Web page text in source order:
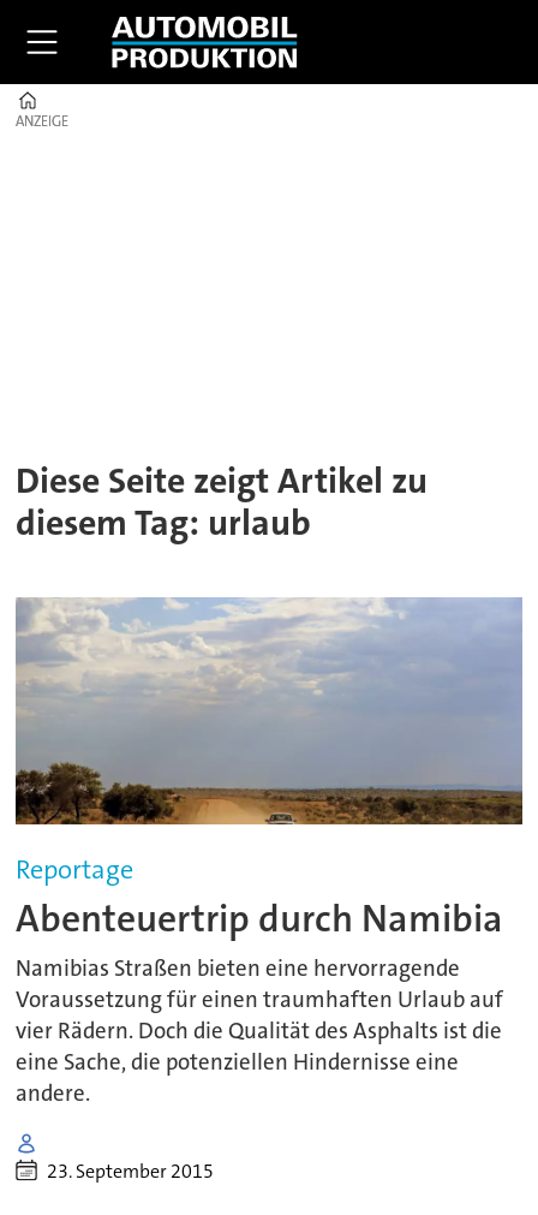
ANZEIGE
ANZEIGE
Diese Seite zeigt Artikel zu
diesem Tag: urlaub
Reportage
Abenteuertrip durch Namibia
Namibias Straßen bieten eine hervorragende
Voraussetzung für einen traumhaften Urlaub auf
vier Rädern. Doch die Qualität des Asphalts ist die
eine Sache, die potenziellen Hindernisse eine
andere.
23. September 2015